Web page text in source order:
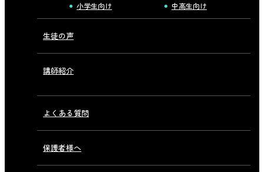
小学生向け 中高生向け
生徒の声
講師紹介
よくある質問
保護者様へ